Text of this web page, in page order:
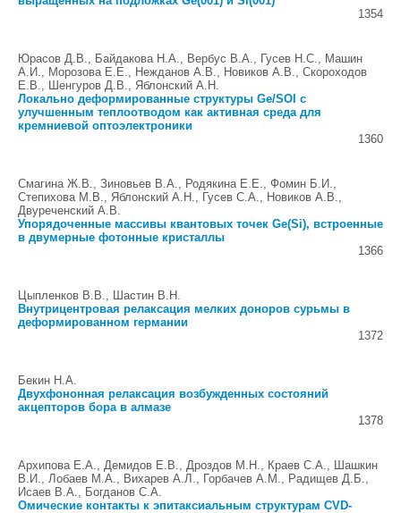
1354
Юрасов Д.В., Байдакова Н.А., Вербус В.А., Гусев Н.С., Машин
А.И., Морозова Е.Е., Нежданов А.В., Новиков А.В., Скороходов
Е.В., Шенгуров Д.В., Яблонский А.Н.
Локально деформированные структуры Ge/SOI с
улучшенным теплоотводом как активная среда для
кремниевой оптоэлектроники
1360
Смагина Ж.В., Зиновьев В.А., Родякина Е.Е., Фомин Б.И.,
Степихова М.В., Яблонский А.Н., Гусев С.А., Новиков А.В.,
Двуреченский А.В.
Упорядоченные массивы квантовых точек Ge(Si), встроенные
в двумерные фотонные кристаллы
1366
Цыпленков В.В., Шастин В.Н.
Внутрицентровая релаксация мелких доноров сурьмы в
деформированном германии
1372
Бекин Н.А.
Двухфононная релаксация возбужденных состояний
акцепторов бора в алмазе
1378
Архипова Е.А., Демидов Е.В., Дроздов М.Н., Краев С.А., Шашкин
В.И., Лобаев М.А., Вихарев А.Л., Горбачев А.М., Радищев Д.Б.,
Исаев В.А., Богданов С.А.
Омические контакты к эпитаксиальным структурам CVD-